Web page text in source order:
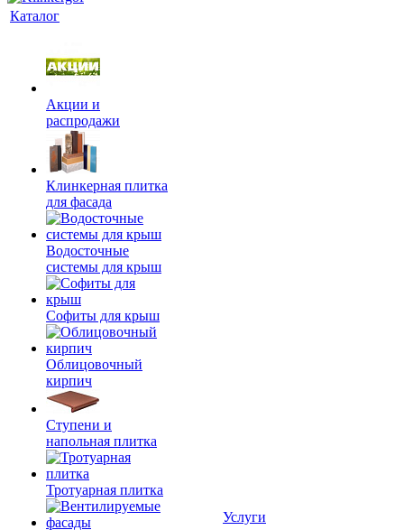
Каталог
Акции и
распродажи
Клинкерная плитка
для фасада
Водосточные
системы для крыш
Софиты для крыш
Облицовочный
кирпич
Ступени и
напольная плитка
Тротуарная плитка
Услуги